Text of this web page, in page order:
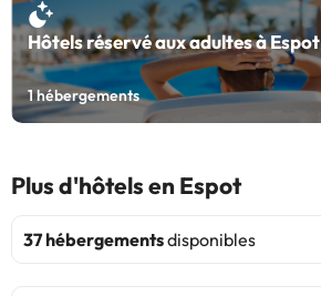
Hôtels réservé aux adultes à Espot
1hébergements
Plus d'hôtels en Espot
37 hébergementsdisponibles